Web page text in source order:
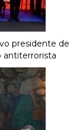
presidente de
antiterrorista